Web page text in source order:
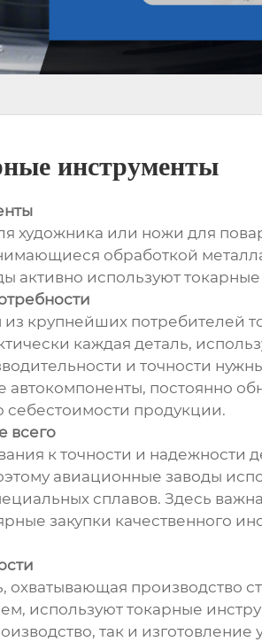
инструменты
художника или ножи для
обработкой
активно используют
крупнейших потребителей
каждая деталь,
и точности
постоянно
продукции.
всего
к точности и надежности
авиационные заводы
сплавов. Здесь
закупки качественного
производство
используют токарные
так и